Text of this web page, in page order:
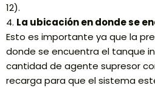
12).
4. La ubicación en donde se
Esto es importante ya que la
donde se encuentra el tanque
cantidad de agente supresor
recarga para que el sistema